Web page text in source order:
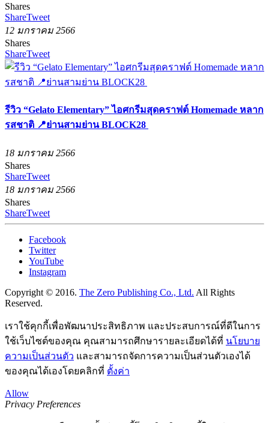
Shares
ShareTweet
12 มกราคม 2566
Shares
ShareTweet
รีวิว “Gelato Elementary” ไอศกรีมสุดคราฟต์ Homemade หลาก
รสชาติ 📍ย่านสามย่าน BLOCK28
18 มกราคม 2566
Shares
ShareTweet
18 มกราคม 2566
Shares
ShareTweet
Facebook
Twitter
YouTube
Instagram
Copyright © 2016. The Zero Publishing Co., Ltd. All Rights
Reserved.
เราใช้คุกกี้เพื่อพัฒนาประสิทธิภาพ และประสบการณ์ที่ดีในการ
ใช้เว็บไซต์ของคุณ คุณสามารถศึกษารายละเอียดได้ที่ นโยบาย
ความเป็นส่วนตัว และสามารถจัดการความเป็นส่วนตัวเองได้
ของคุณได้เองโดยคลิกที่ ตั้งค่า
Allow
Privacy Preferences